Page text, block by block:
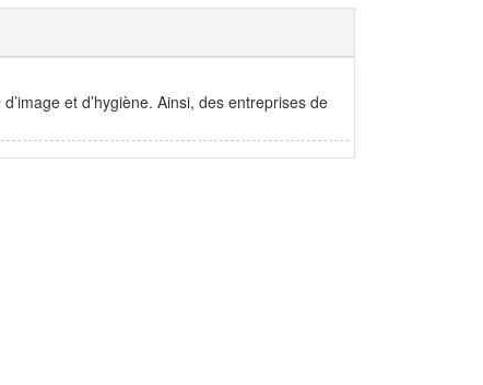
et d’hygiène. Ainsi, des entreprises de